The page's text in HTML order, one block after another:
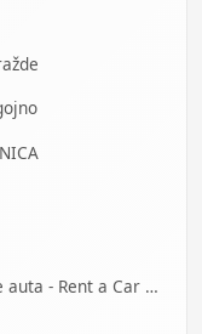
Car Rental - Mietwagen - Iznajmljivanje auta - Rent a Car Banja Luka